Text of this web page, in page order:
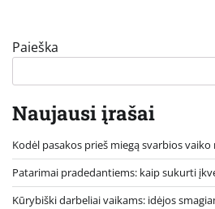
Paieška
Naujausi įrašai
Kodėl pasakos prieš miegą svarbios
Patarimai pradedantiems: kaip sukurti
Kūrybiški darbeliai vaikams: idėjos